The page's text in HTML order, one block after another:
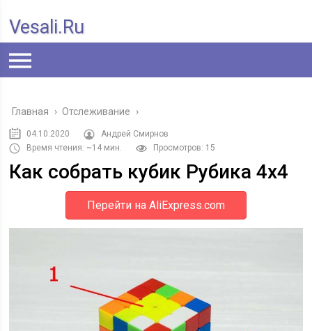
Vesali.ru
Главная › Отслеживание ›
04.10.2020
Андрей Смирнов
Время чтения: ~14 мин.
Просмотров: 15
Как собрать кубик Рубика 4х4
Перейти на AliExpress.com